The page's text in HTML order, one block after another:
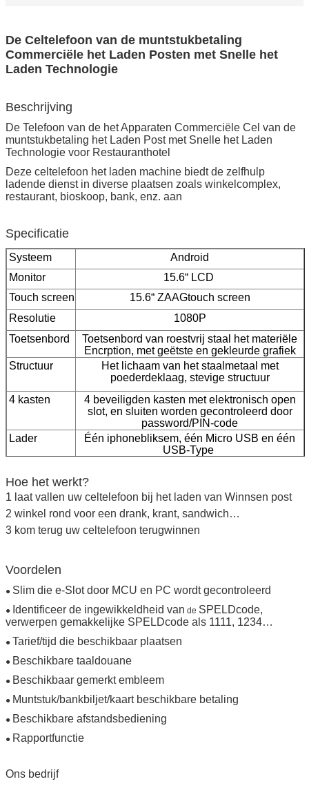
Laat een bericht achter
We bellen je snel terug!
De Celtelefoon van de muntstukbetaling
Commerciële het Laden Posten met Snelle het
Laden Technologie
Beschrijving
De Telefoon van de het Apparaten Commerciële Cel van de
muntstukbetaling het Laden Post met Snelle het Laden
Technologie voor Restauranthotel
Deze celtelefoon het laden machine biedt de zelfhulp
ladende dienst in diverse plaatsen zoals winkelcomplex,
restaurant, bioskoop, bank, enz. aan
Specificatie
Systeem
Android
Monitor
15.6“ LCD
Touch screen
15.6“ ZAAGtouch screen
Resolutie
1080P
Toetsenbord
Toetsenbord van roestvrij staal het materiële
Encrption, met geëtste en gekleurde grafiek
Structuur
Het lichaam van het staalmetaal met
poederdeklaag, stevige structuur
4 kasten
4 beveiligden kasten met elektronisch open
slot, en sluiten worden gecontroleerd door
password/PIN-code
Lader
Één iphonebliksem, één Micro USB en één
USB-Type
de deur, groene kleur voor lege deur, rode
kleur voor bezette deur opent
Taal
De verschillende talen kunnen worden
gesteund
Hoe het werkt?
1 laat vallen uw celtelefoon bij het laden van Winnsen post
2 winkel rond voor een drank, krant, sandwich…
3 kom terug uw celtelefoon terugwinnen
Voordelen
● Slim die e-Slot door MCU en PC wordt gecontroleerd
● Identificeer de ingewikkeldheid van de SPELDcode,
verwerpen gemakkelijke SPELDcode als 1111, 1234…
● Tarief/tijd die beschikbaar plaatsen
● Beschikbare taaldouane
● Beschikbaar gemerkt embleem
● Muntstuk/bankbiljet/kaart beschikbare betaling
● Beschikbare afstandsbediening
● Rapportfunctie
Ons bedrijf